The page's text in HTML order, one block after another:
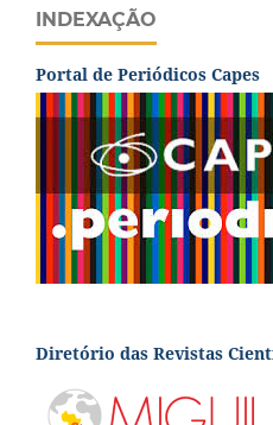
INDEXAÇÃO
Portal de Periódicos Capes
Diretório das Revistas